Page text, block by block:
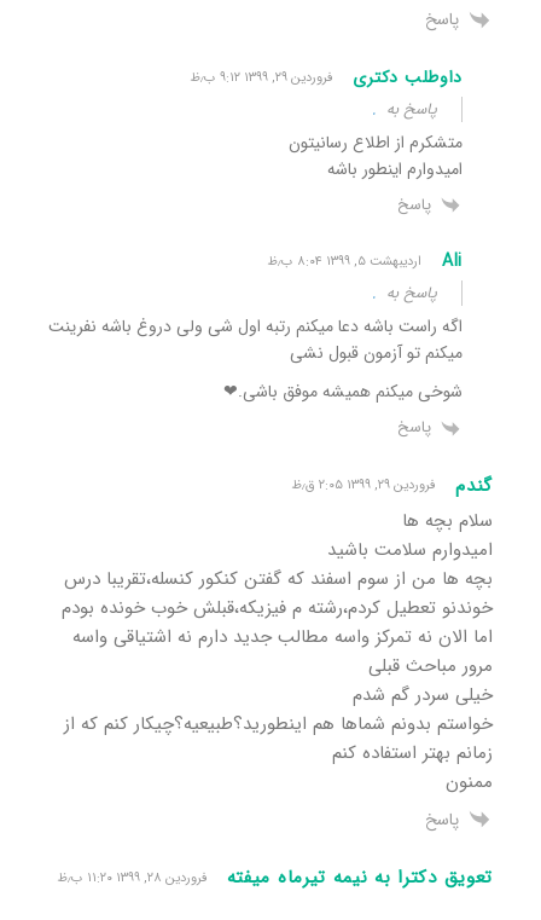
پاسخ
داوطلب دکتری فروردین ۲۹, ۱۳۹۹ ۹:۱۲ ب٫ظ
پاسخ به .
متشکرم از اطلاع رسانیتون
امیدوارم اینطور باشه
پاسخ
Ali اردیبهشت ۵, ۱۳۹۹ ۸:۰۴ ب٫ظ
پاسخ به .
اگه راست باشه دعا میکنم رتبه اول شی ولی دروغ باشه نفرینت
میکنم تو آزمون قبول نشی
شوخی میکنم همیشه موفق باشی.❤
پاسخ
گندم فروردین ۲۹, ۱۳۹۹ ۲:۰۵ ق٫ظ
سلام بچه ها
امیدوارم سلامت باشید
بچه ها من از سوم اسفند که گفتن کنکور کنسله،تقریبا درس
خوندنو تعطیل کردم،رشته م فیزیکه،قبلش خوب خونده بودم
اما الان نه تمرکز واسه مطالب جدید دارم نه اشتیاقی واسه
مرور مباحث قبلی
خیلی سردر گم شدم
خواستم بدونم شماها هم اینطورید؟طبیعیه؟چیکار کنم که از
زمانم بهتر استفاده کنم
ممنون
پاسخ
تعویق دکترا به نیمه تیرماه میفته فروردین ۲۸, ۱۳۹۹ ۱۱:۲۰ ب٫ظ